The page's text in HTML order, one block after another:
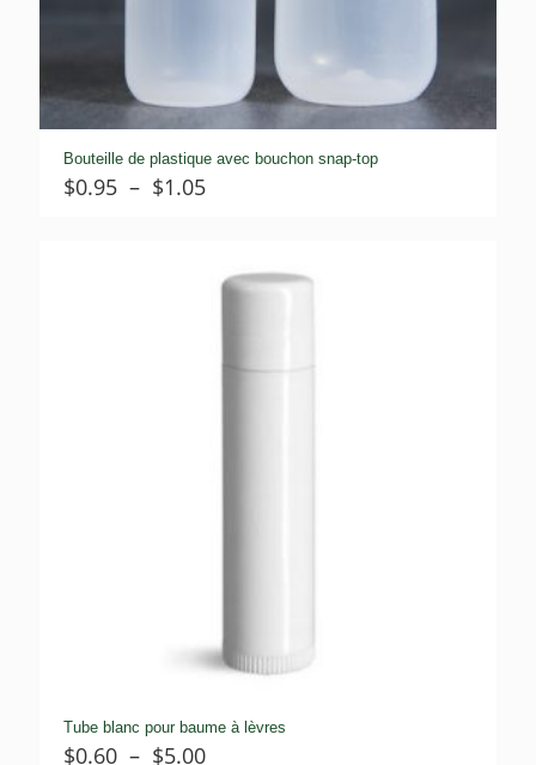
Bouteille de plastique avec bouchon snap-top
$0.95 – $1.05Plage
Tube blanc pour baume à lèvres
$0.60 – $5.00Plage